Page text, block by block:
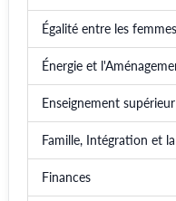
Égalité entre les
Énergie et
Enseignement
Famille, Intégration et
Finances